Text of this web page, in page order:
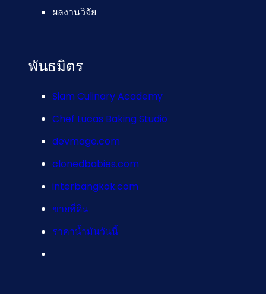
ผลงานวิจัย
พันธมิตร
Siam Culinary Academy
Chef Lucas Baking Studio
devmage.com
clonedbabies.com
interbangkok.com
ขายที่ดิน
ราคาน้ำมันวันนี้